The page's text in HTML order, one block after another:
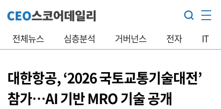
전체뉴스 심층분석 거버넌스 전자 IT
대한항공, ‘2026 국토교통기술대전’
참가…AI 기반 MRO 기술 공개